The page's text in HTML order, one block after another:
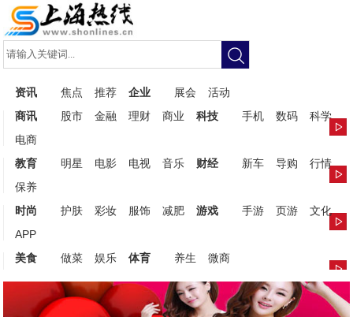
资讯 焦点 推荐 企业 展会
活动
商讯
股市 金融 理财 商业 科技 手机 数码
科学
电商
教育
明星 电影 电视 音乐 财经 新车 导购
行情
保养
时尚
护肤 彩妆 服饰 减肥 游戏 手游 页游
文化
APP
美食
做菜 娱乐 体育 养生 微商